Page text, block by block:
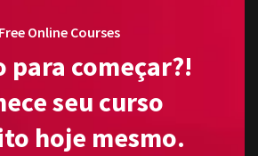
Free Online Courses
para começar?!
seu curso
hoje mesmo.